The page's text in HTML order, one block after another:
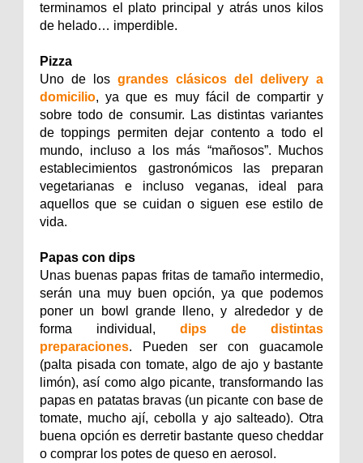
terminamos el plato principal y atrás unos kilos
de helado… imperdible.
Pizza
Uno de los grandes clásicos del delivery a
domicilio, ya que es muy fácil de compartir y
sobre todo de consumir. Las distintas variantes
de toppings permiten dejar contento a todo el
mundo, incluso a los más “mañosos”. Muchos
establecimientos gastronómicos las preparan
vegetarianas e incluso veganas, ideal para
aquellos que se cuidan o siguen ese estilo de
vida.
Papas con dips
Unas buenas papas fritas de tamaño intermedio,
serán una muy buen opción, ya que podemos
poner un bowl grande lleno, y alrededor y de
forma individual, dips de distintas
preparaciones. Pueden ser con guacamole
(palta pisada con tomate, algo de ajo y bastante
limón), así como algo picante, transformando las
papas en patatas bravas (un picante con base de
tomate, mucho ají, cebolla y ajo salteado). Otra
buena opción es derretir bastante queso cheddar
o comprar los potes de queso en aerosol.